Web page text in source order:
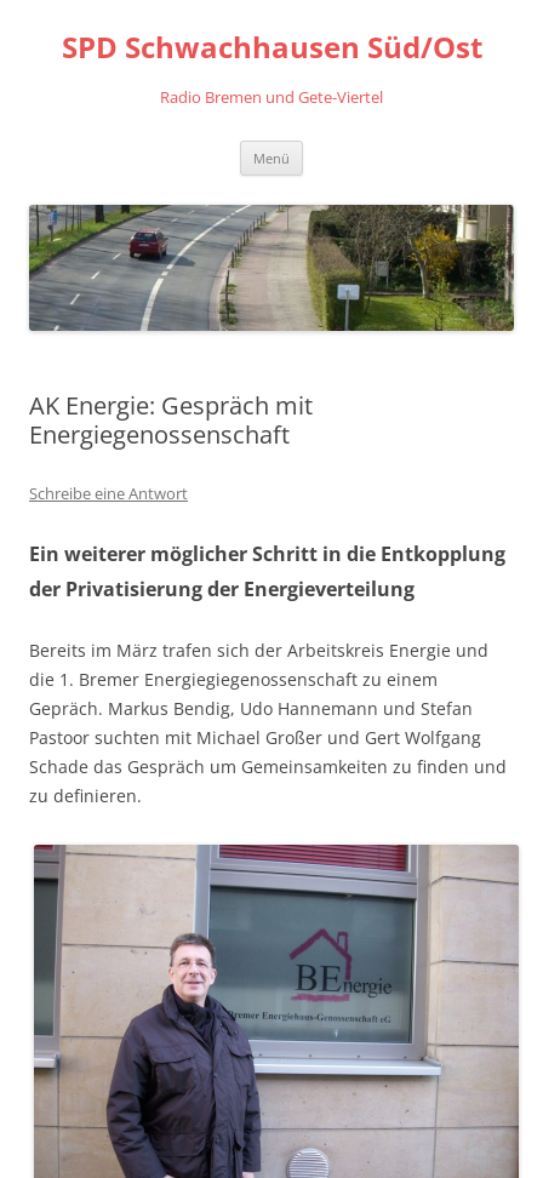
springen
SPD Schwachhausen Süd/Ost
Radio Bremen und Gete-Viertel
Menü
AK Energie: Gespräch mit
Energiegenossenschaft
Schreibe eine Antwort
Ein weiterer möglicher Schritt in die Entkopplung
der Privatisierung der Energieverteilung
Bereits im März trafen sich der Arbeitskreis Energie und
die 1. Bremer Energiegiegenossenschaft zu einem
Gepräch. Markus Bendig, Udo Hannemann und Stefan
Pastoor suchten mit Michael Großer und Gert Wolfgang
Schade das Gespräch um Gemeinsamkeiten zu finden und
zu definieren.